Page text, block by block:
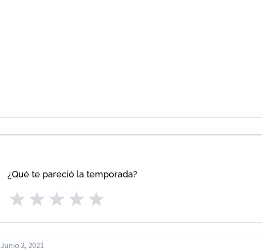
¿Qué te pareció la temporada?
Junio 2, 2021